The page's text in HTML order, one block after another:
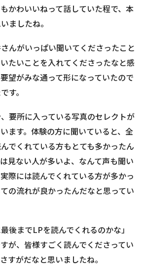
かわいいねって話していた程で、本
ましたね。
んがいっぱい聞いてくださったこと
たいことを入れてくださったなと感
望がみな通って形になっていたので
す。
要所に入っている写真のセレクトが
ます。体験の方に聞いていると、全
でくれている方もとても多かったん
見ない人が多いよ、なんて声も聞い
際には読んでくれている方が多かっ
の流れが良かったんだなと思ってい
後までLPを読んでくれるのかな」
が、皆様すごく読んでくださってい
すがだなと思いましたね。